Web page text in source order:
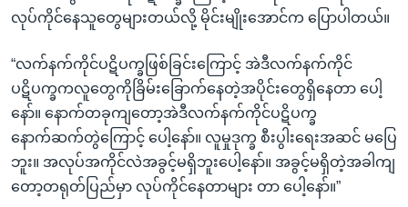
လုပ်ကိုင်နေသူတွေများတယ်လို့ မိုင်းမျိုးအောင်က ပြောပါတယ်။
“လက်နက်ကိုင်ပဋိပက္ခဖြစ်ခြင်းကြောင့် အဲဒီလက်နက်ကိုင်
ပဋိပက္ခကလူတွေကိုခြိမ်းခြောက်နေတဲ့အပိုင်းတွေရှိနေတာ ပေါ့
နော်။ နောက်တခုကျတော့အဲဒီလက်နက်ကိုင်ပဋိပက္ခ
နောက်ဆက်တွဲကြောင့် ပေါ့နော်။ လူမှုဒုက္ခ စီးပွါးရေးအဆင် မပြေ
ဘူး။ အလုပ်အကိုင်လဲအခွင့်မရှိဘူးပေါ့နော်။ အခွင့်မရှိတဲ့အခါကျ
တော့တရုတ်ပြည်မှာ လုပ်ကိုင်နေတာများ တာ ပေါ့နော်။”